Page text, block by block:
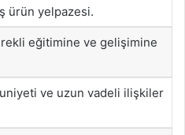
ürün yelpazesi.
eğitimine ve gelişimine
ve uzun vadeli ilişkiler